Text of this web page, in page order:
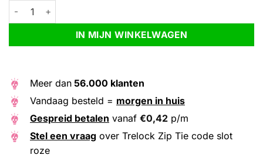
Trelock Zip Tie code slot roze aantal
IN MIJN WINKELWAGEN
Alternative:
Meer dan 56.000 klanten
Vandaag besteld = morgen in huis
Gespreid betalen vanaf €0,42 p/m
Stel een vraag over Trelock Zip Tie code slot
roze